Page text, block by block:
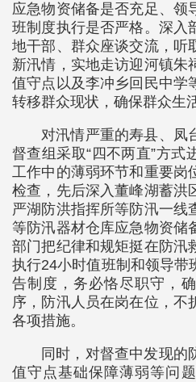
应急物资储备是否充足、领
班制度执行是否严格。深入
地干部、群众座谈交流，听
新汛情，实地走访迎河镇朱
值守点以及李冲乡回民中学
转移群众现状，确保群众生
对汛情严重的寿县、凤
督查组采取“四不两直”方式
工作中的薄弱环节和重要岗
检查，先后深入董峰湖蓄洪
严湖防洪指挥所等防汛一线
等防汛器材仓库应急物资储
部门把纪律和规矩挺在防汛
执行24小时值班制和领导带
告制度，务必恪尽职守，
序，防汛人员在岗在位，不
各项措施。
同时，对督查中发现的
值守点基础保障薄弱等问